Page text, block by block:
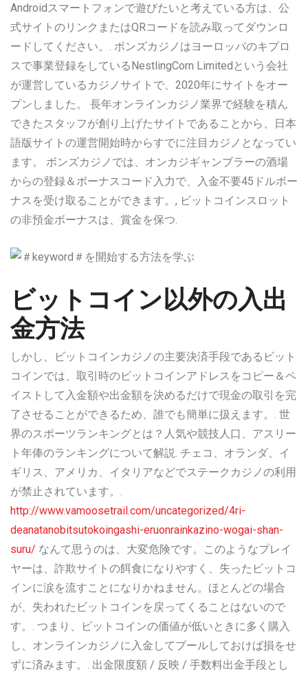
Androidスマートフォンで遊びたいと考えている方は、公
式サイトのリンクまたはQRコードを読み取ってダウンロ
ードしてください。. ボンズカジノはヨーロッパのキプロ
スで事業登録をしているNestlingCorn Limitedという会社
が運営しているカジノサイトで、2020年にサイトをオー
プンしました。 長年オンラインカジノ業界で経験を積ん
できたスタッフが創り上げたサイトであることから、日本
語版サイトの運営開始時からすでに注目カジノとなってい
ます。 ボンズカジノでは、オンカジギャンブラーの酒場
からの登録＆ボーナスコード入力で、入金不要45ドルボー
ナスを受け取ることができます。, ビットコインスロット
の非預金ボーナスは、賞金を保つ.
ビットコイン以外の入出
金方法
しかし、ビットコインカジノの主要決済手段であるビット
コインでは、取引時のビットコインアドレスをコピー＆ペ
イストして入金額や出金額を決めるだけで現金の取引を完
了させることができるため、誰でも簡単に扱えます。. 世
界のスポーツランキングとは？人気や競技人口、アスリー
ト年俸のランキングについて解説. チェコ、オランダ、イ
ギリス、アメリカ、イタリアなどでステークカジノの利用
が禁止されています。.
http://www.vamoosetrail.com/uncategorized/4ri-
deanatanobitsutokoingashi-eruonrainkazino-wogai-shan-
suru/ なんて思うのは、大変危険です。このようなプレイ
ヤーは、詐欺サイトの餌食になりやすく、失ったビットコ
インに涙を流すことになりかねません。ほとんどの場合
が、失われたビットコインを戻ってくることはないので
す。. つまり、ビットコインの価値が低いときに多く購入
し、オンラインカジノに入金してプールしておけば損をせ
ずに済みます。. 出金限度額 / 反映 / 手数料出金手段とし